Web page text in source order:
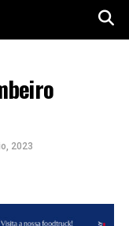
2023